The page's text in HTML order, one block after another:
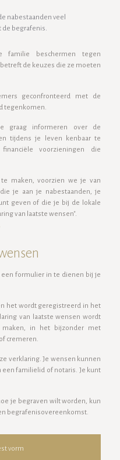
nabestaanden veel
begrafenis.
familie beschermen tegen
de keuzes die ze moeten
geconfronteerd met de
tegenkomen.
graag informeren over de
tijdens je leven kenbaar te
voorzieningen die
maken, voorzien we je van
je aan je nabestaanden, je
geven of die je bij de lokale
van laatste wensen".
formulier in te dienen bij je
het wordt geregistreerd in het
van laatste wensen wordt
in het bijzonder met
cremeren.
verklaring. Je wensen kunnen
familielid of notaris. Je kunt
je begraven wilt worden, kun
begrafenisovereenkomst.
vorm